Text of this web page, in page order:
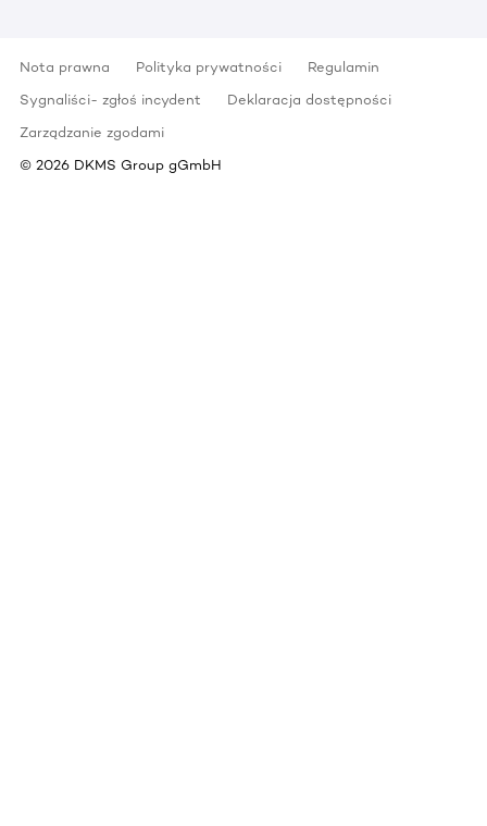
Nota prawna Polityka prywatności
Regulamin
Sygnaliści- zgłoś incydent
Deklaracja dostępności
Zarządzanie zgodami
© 2026 DKMS Group gGmbH